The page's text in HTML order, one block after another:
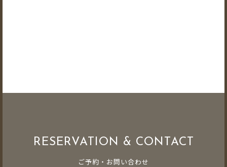
RESERVATION & CONTACT
ご予約・お問い合わせ